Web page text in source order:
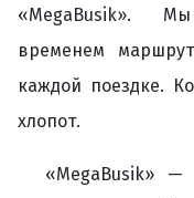
«MegaBusik».
временем
каждой поездке.
хлопот.
«MegaBusik»